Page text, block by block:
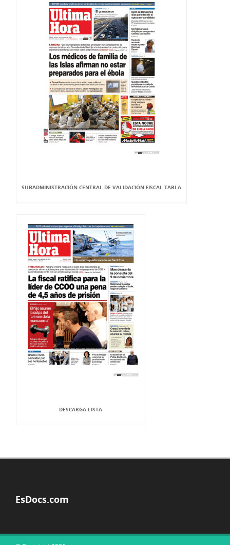
SUBADMINISTRACIÓN CENTRAL DE VALIDACIÓN FISCAL TABLA
DESCARGA LISTA
EsDocs.com